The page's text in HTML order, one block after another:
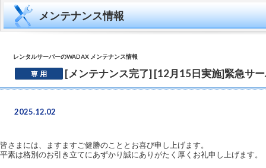
メンテナンス情報
レンタルサーバーのWADAX メンテナンス情報
[メンテナンス完了] [12月15日実施]緊急サ
2025.12.02
皆さまには、ますますご健勝のこととお喜び申し上げます。
平素は格別のお引き立てにあずかり誠にありがたく厚くお礼申し上げます。